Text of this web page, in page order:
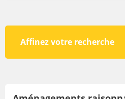
Avant de vous inscrire, veillez à
Affinez votre recherche